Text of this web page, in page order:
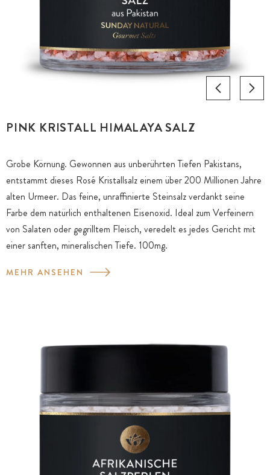
PINK KRISTALL HIMALAYA SALZ
Grobe Körnung. Gewonnen aus unberührten Tiefen Pakistans,
entstammt dieses Rosé Kristallsalz einem über 200 Millionen Jahre
alten Urmeer. Das feine, unraffinierte Steinsalz verdankt seine
Farbe dem natürlich enthaltenen Eisenoxid. Ideal zum Verfeinern
von Salaten oder gegrilltem Fleisch, veredelt es jedes Gericht mit
einer sanften, mineralischen Tiefe. 100mg.
MEHR ANSEHEN